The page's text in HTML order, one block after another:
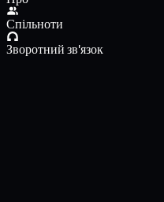
Спільноти
Зворотний зв'язок